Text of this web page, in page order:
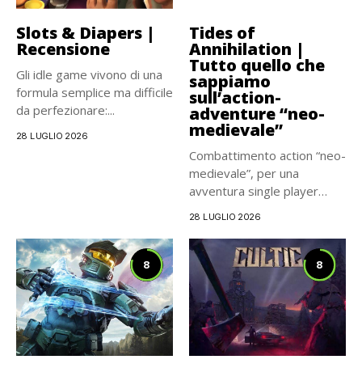
Slots & Diapers |
Recensione
Gli idle game vivono di una
formula semplice ma difficile
da perfezionare:...
28 LUGLIO 2026
Tides of
Annihilation |
Tutto quello che
sappiamo
sull’action-
adventure “neo-
medievale”
Combattimento action “neo-
medievale”, per una
avventura single player
28 LUGLIO 2026
8 8